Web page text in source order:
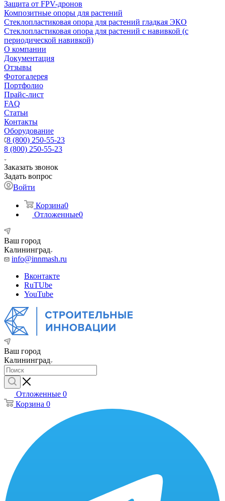
Защита от FPV-дронов
Композитные опоры для растений
Стеклопластиковая опора для растений гладкая ЭКО
Стеклопластиковая опора для растений с навивкой (с
периодической навивкой)
О компании
Документация
Отзывы
Фотогалерея
Портфолио
Прайс-лист
FAQ
Статьи
Контакты
Оборудование
8 (800) 250-55-23
8 (800) 250-55-23
Заказать звонок
Задать вопрос
Войти
Корзина0
Отложенные0
Ваш город
Калининград
info@innmash.ru
Вконтакте
RuTUbe
YouTube
Ваш город
Калининград
Отложенные 0
Корзина 0